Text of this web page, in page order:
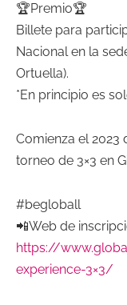
🏆Premio🏆
Billete para
Nacional en la
Ortuella).
*En principio es
Comienza el
torneo de 3×3 en
#begloball
📲Web de
https://
experience-3×3/